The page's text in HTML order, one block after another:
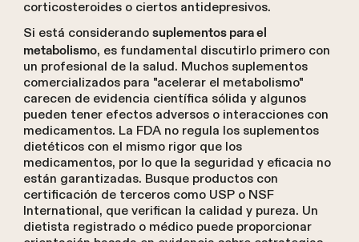
corticosteroides o ciertos antidepresivos.
Si está considerando suplementos para el
metabolismo, es fundamental discutirlo primero con
un profesional de la salud. Muchos suplementos
comercializados para "acelerar el metabolismo"
carecen de evidencia científica sólida y algunos
pueden tener efectos adversos o interacciones con
medicamentos. La FDA no regula los suplementos
dietéticos con el mismo rigor que los
medicamentos, por lo que la seguridad y eficacia no
están garantizadas. Busque productos con
certificación de terceros como USP o NSF
International, que verifican la calidad y pureza. Un
dietista registrado o médico puede proporcionar